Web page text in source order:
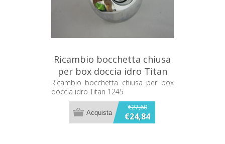
Ricambio bocchetta chiusa
per box doccia idro Titan
1245
Ricambio bocchetta chiusa per box
doccia idro Titan 1245
€27,60
€24,84